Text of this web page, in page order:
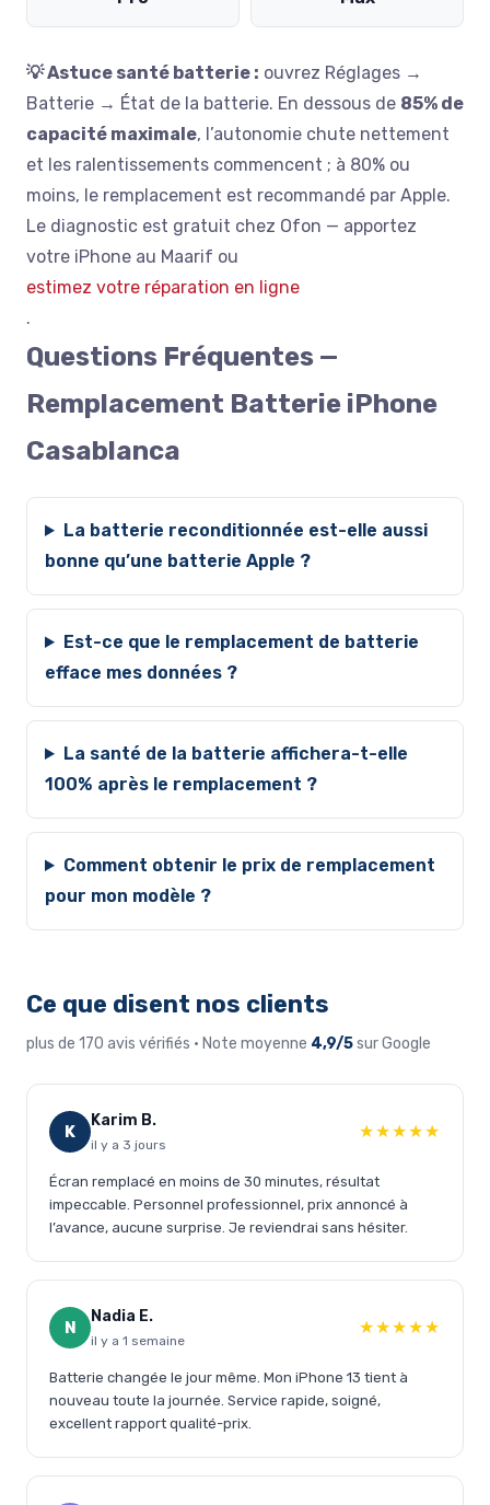
💡 Astuce santé batterie : ouvrez Réglages →
Batterie → État de la batterie. En dessous de 85% de
capacité maximale, l’autonomie chute nettement
et les ralentissements commencent ; à 80% ou
moins, le remplacement est recommandé par Apple.
Le diagnostic est gratuit chez Ofon — apportez
votre iPhone au Maarif ou
estimez votre réparation en ligne
.
Questions Fréquentes —
Remplacement Batterie iPhone
Casablanca
La batterie reconditionnée est-elle aussi
bonne qu’une batterie Apple ?
Est-ce que le remplacement de batterie
efface mes données ?
La santé de la batterie affichera-t-elle
100% après le remplacement ?
Comment obtenir le prix de remplacement
pour mon modèle ?
Ce que disent nos clients
plus de 170 avis vérifiés · Note moyenne 4,9/5sur Google
K
Karim B.
il y a 3 jours
★★★★★
Écran remplacé en moins de 30 minutes, résultat
impeccable. Personnel professionnel, prix annoncé à
l’avance, aucune surprise. Je reviendrai sans hésiter.
N
Nadia E.
il y a 1 semaine
★★★★★
Batterie changée le jour même. Mon iPhone 13 tient à
nouveau toute la journée. Service rapide, soigné,
excellent rapport qualité-prix.